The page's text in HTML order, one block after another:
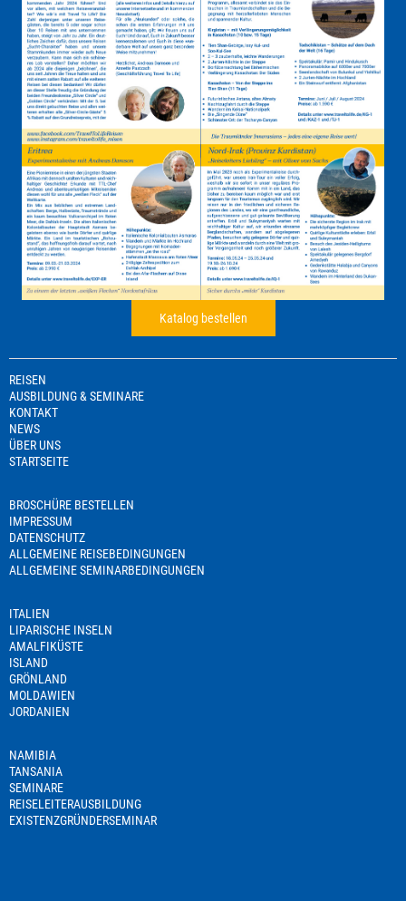
Katalog bestellen
REISEN
AUSBILDUNG & SEMINARE
KONTAKT
NEWS
ÜBER UNS
STARTSEITE
BROSCHÜRE BESTELLEN
IMPRESSUM
DATENSCHUTZ
ALLGEMEINE REISEBEDINGUNGEN
ALLGEMEINE SEMINARBEDINGUNGEN
ITALIEN
LIPARISCHE INSELN
AMALFIKÜSTE
ISLAND
GRÖNLAND
MOLDAWIEN
JORDANIEN
NAMIBIA
TANSANIA
SEMINARE
REISELEITERAUSBILDUNG
EXISTENZGRÜNDERSEMINAR